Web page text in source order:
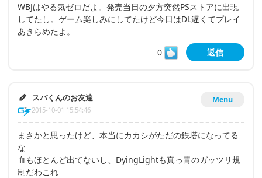
WBJはやる気ゼロだよ。発売当日の夕方突然PSストアに出現
してたし。ゲーム楽しみにしてたけど今日はDL遅くてプレイ
あきらめたよ。
0
返信
Menu
スパくんのお友達
2015-10-01 15:54:46
まさかと思ったけど、本当にカカシがただの鉄塔になってる
な
血もほとんど出てないし、DyingLightも真っ青のガッツリ規
制だわこれ